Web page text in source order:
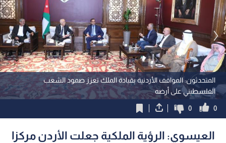
المتحدثون: المواقف الأردنية بقيادة الملك تعزز صمود الشعب
الفلسطيني على أرضه
0
0
العيسوي: الرؤية الملكية جعلت الأردن مركزا